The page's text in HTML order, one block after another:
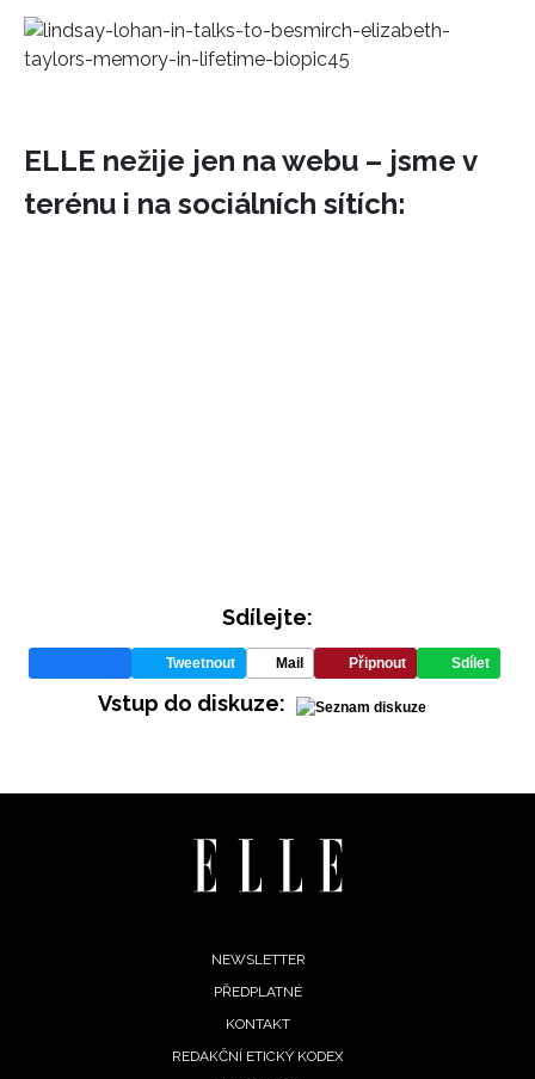
INFORMACE
ELLE nežije jen na webu – jsme v
terénu i na sociálních sítích:
Sdílejte:
Tweetnout Mail Připnout Sdílet
Vstup do diskuze:
NEWSLETTER
PŘEDPLATNÉ
KONTAKT
REDAKČNÍ ETICKÝ KODEX